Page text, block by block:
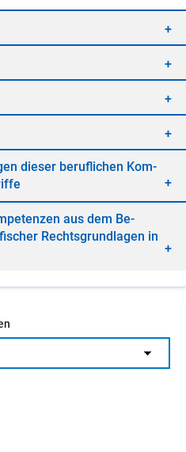
die­ser be­ruf­li­chen Kom­
aus dem Be­
Rechts­grund­la­gen in